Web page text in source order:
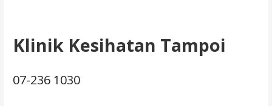
Klinik Kesihatan Tampoi
07-236 1030